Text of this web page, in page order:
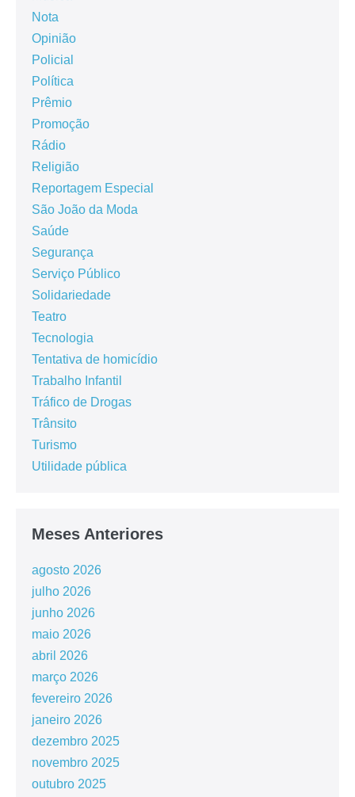
Nota
Opinião
Policial
Política
Prêmio
Promoção
Rádio
Religião
Reportagem Especial
São João da Moda
Saúde
Segurança
Serviço Público
Solidariedade
Teatro
Tecnologia
Tentativa de homicídio
Trabalho Infantil
Tráfico de Drogas
Trânsito
Turismo
Utilidade pública
Meses Anteriores
agosto 2026
julho 2026
junho 2026
maio 2026
abril 2026
março 2026
fevereiro 2026
janeiro 2026
dezembro 2025
novembro 2025
outubro 2025